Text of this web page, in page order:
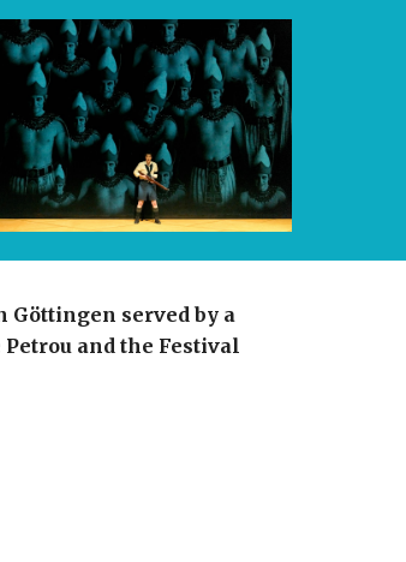
served by a
and the Festival